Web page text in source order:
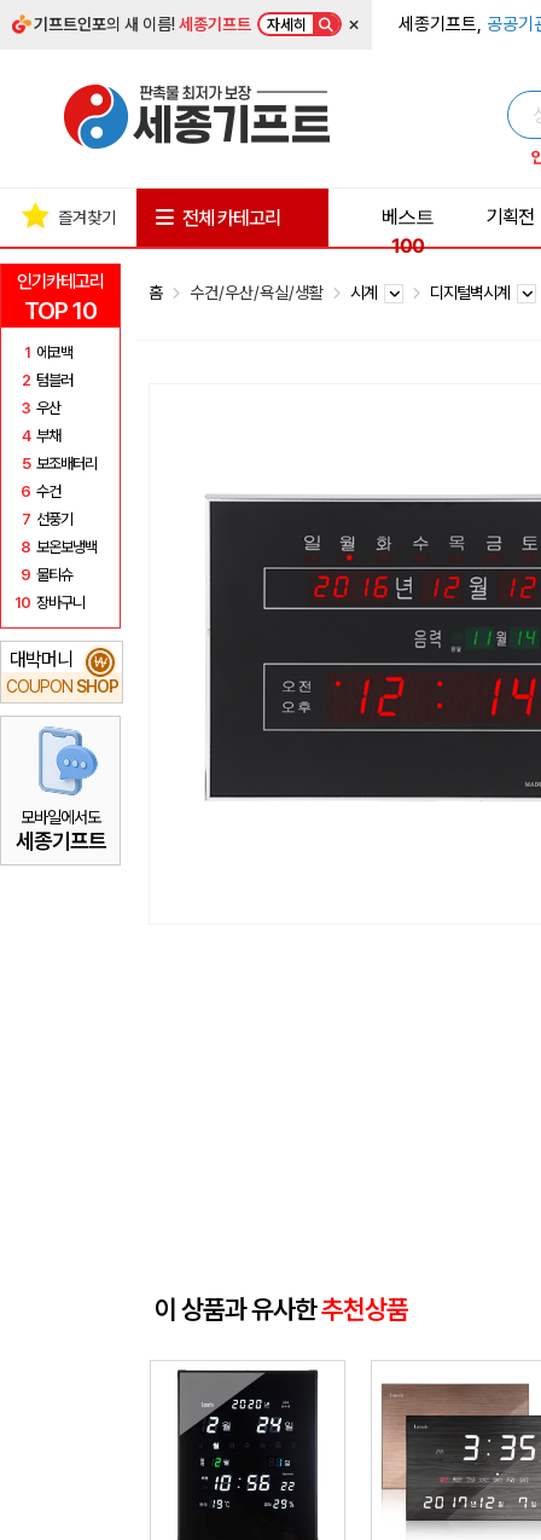
기프트인포의 새 이름!세종기프트 자세히 × 세종기프트, 공공기
인기카테고리
TOP 10
1 에코백
2 텀블러
3 우산
4 부채
5 보조배터리
6 수건
7 선풍기
8 보온보냉백
9 물티슈
10 장바구니
대박머니
COUPON SHOP
₩
모바일에서도
세종기프트
즐겨찾기 전체 카테고리
베스트
100
기획전
홈 수건/우산/욕실/생활 시계 디지털벽시계
이 상품과 유사한추천상품